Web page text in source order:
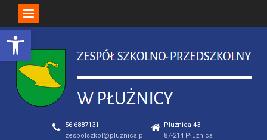
Open toolbar
Skip
to
content
56 6887131
zespolszkol@pluznica.pl
Płużnica 43
87-214 Płużnica